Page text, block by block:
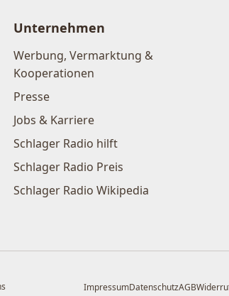
Unternehmen
Werbung, Vermarktung &
Kooperationen
Presse
Jobs & Karriere
Schlager Radio hilft
Schlager Radio Preis
Schlager Radio Wikipedia
ImpressumDatenschutzAGB